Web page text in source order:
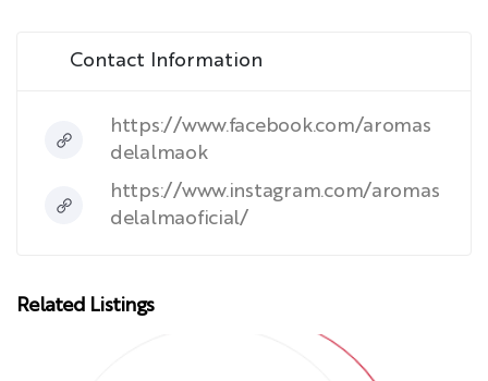
Contact Information
https://www.facebook.com/aromas
delalmaok
https://www.instagram.com/aromas
delalmaoficial/
Related Listings